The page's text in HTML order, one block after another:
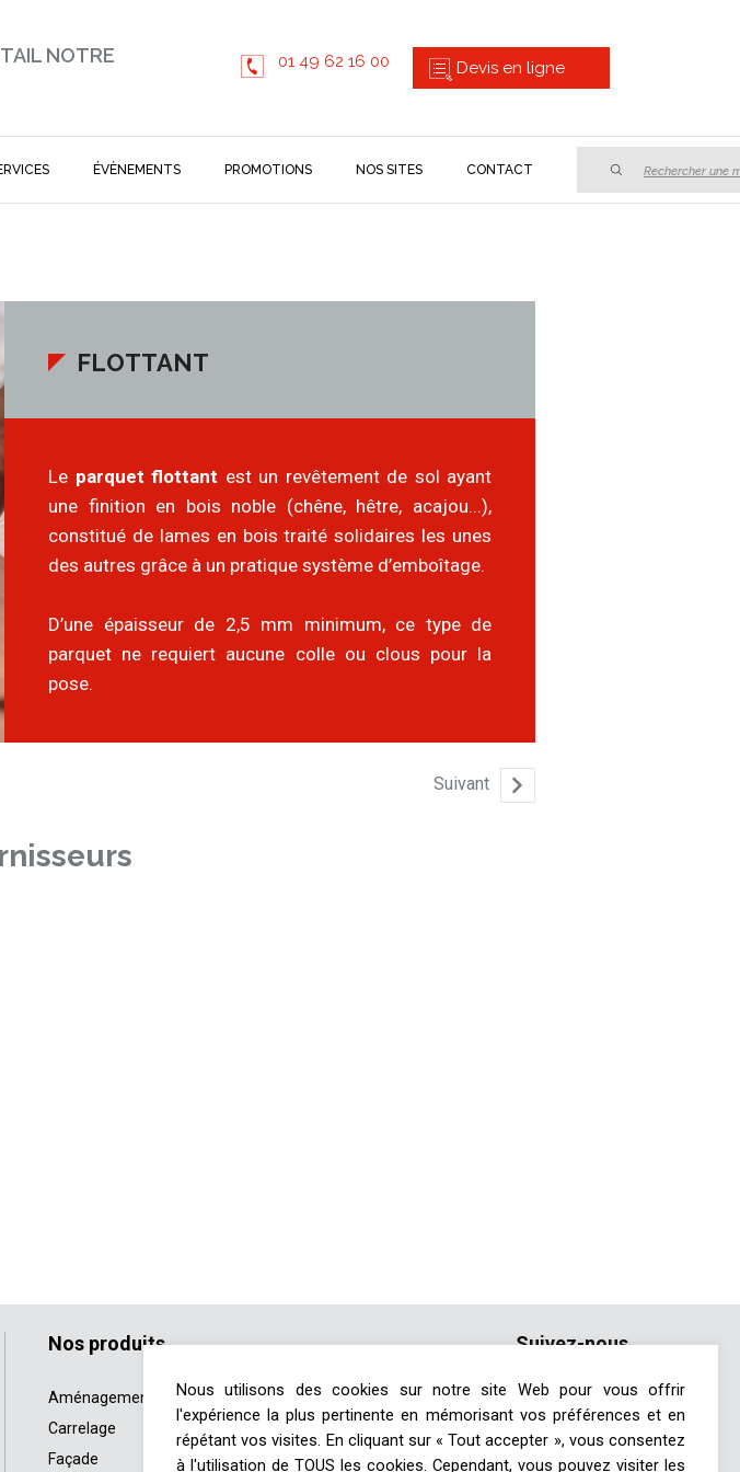
NOTRE
01 49 62 16 00 Devis en ligne
ÉVÈNEMENTS PROMOTIONS NOS SITES CONTACT
SEARCH
FLOTTANT
Le parquet flottant est un revêtement de sol ayant
une finition en bois noble (chêne, hêtre, acajou...),
constitué de lames en bois traité solidaires les unes
des autres grâce à un pratique système d’emboîtage.
D’une épaisseur de 2,5 mm minimum, ce type de
parquet ne requiert aucune colle ou clous pour la
pose.
Suivant
Nos produits
Aménagement intérieur
Carrelage
Façade
Parquet
Pierre naturelle
Plâtre & isolation
Suivez-nous
Nous utilisons des cookies sur notre site Web pour vous offrir
l'expérience la plus pertinente en mémorisant vos préférences et en
répétant vos visites. En cliquant sur « Tout accepter », vous consentez
à l'utilisation de TOUS les cookies. Cependant, vous pouvez visiter les